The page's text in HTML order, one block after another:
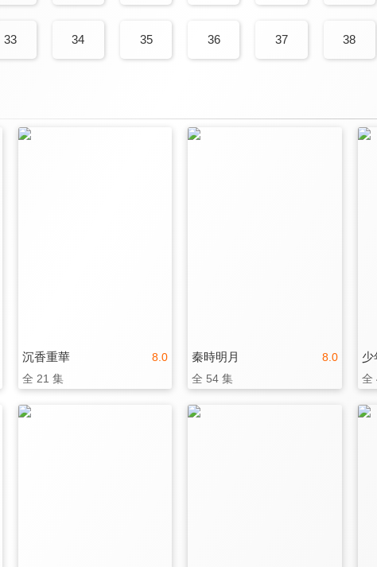
33 34 35 36 37 38
8.0
沉香重華
全 21 集
8.0
秦時明月
全 54 集
少
全